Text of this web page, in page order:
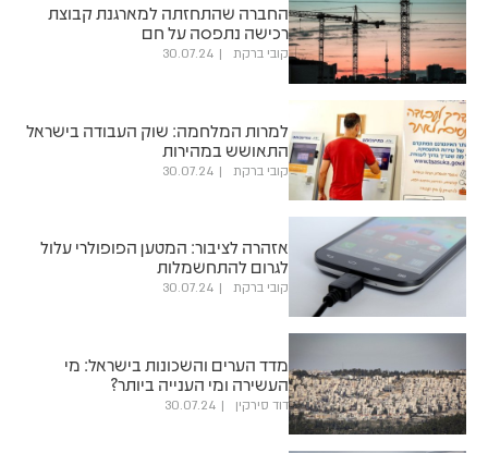
החברה שהתחזתה למארגנת קבוצת
רכישה נתפסה על חם
קובי ברקת 30.07.24
למרות המלחמה: שוק העבודה בישראל
התאושש במהירות
קובי ברקת 30.07.24
אזהרה לציבור: המטען הפופולרי עלול
לגרום להתחשמלות
קובי ברקת 30.07.24
מדד הערים והשכונות בישראל: מי
העשירה ומי הענייה ביותר?
דוד סירקין 30.07.24